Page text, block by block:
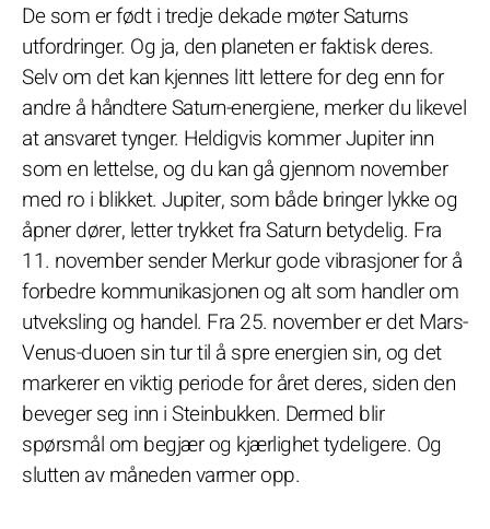
De som er født i tredje dekade møter Saturns
utfordringer. Og ja, den planeten er faktisk deres.
Selv om det kan kjennes litt lettere for deg enn for
andre å håndtere Saturn-energiene, merker du likevel
at ansvaret tynger. Heldigvis kommer Jupiter inn
som en lettelse, og du kan gå gjennom november
med ro i blikket. Jupiter, som både bringer lykke og
åpner dører, letter trykket fra Saturn betydelig. Fra
11. november sender Merkur gode vibrasjoner for å
forbedre kommunikasjonen og alt som handler om
utveksling og handel. Fra 25. november er det Mars-
Venus-duoen sin tur til å spre energien sin, og det
markerer en viktig periode for året deres, siden den
beveger seg inn i Steinbukken. Dermed blir
spørsmål om begjær og kjærlighet tydeligere. Og
slutten av måneden varmer opp.